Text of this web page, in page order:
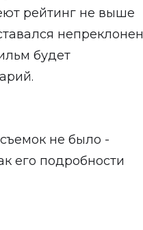
рейтинг не выше
непреклонен
будет
не было -
его подробности